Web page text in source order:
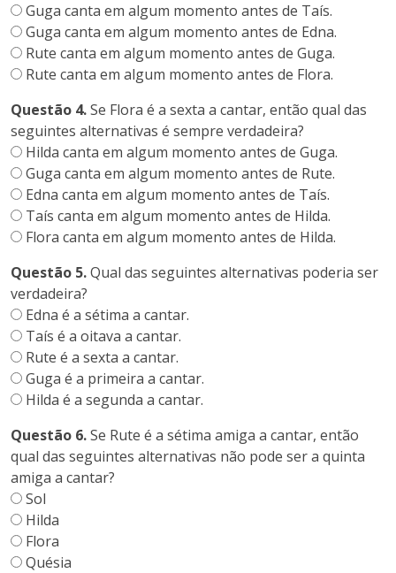
Guga canta em algum momento antes de Taís.
Guga canta em algum momento antes de Edna.
Rute canta em algum momento antes de Guga.
Rute canta em algum momento antes de Flora.
Questão 4.Se Flora é a sexta a cantar, então qual das
seguintes alternativas é sempre verdadeira?
Hilda canta em algum momento antes de Guga.
Guga canta em algum momento antes de Rute.
Edna canta em algum momento antes de Taís.
Taís canta em algum momento antes de Hilda.
Flora canta em algum momento antes de Hilda.
Questão 5.Qual das seguintes alternativas poderia ser
verdadeira?
Edna é a sétima a cantar.
Taís é a oitava a cantar.
Rute é a sexta a cantar.
Guga é a primeira a cantar.
Hilda é a segunda a cantar.
Questão 6.Se Rute é a sétima amiga a cantar, então
qual das seguintes alternativas não pode ser a quinta
amiga a cantar?
Sol
Hilda
Flora
Quésia